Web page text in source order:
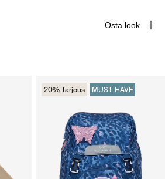
20% Tarjous MUST-HAVE
Osta look